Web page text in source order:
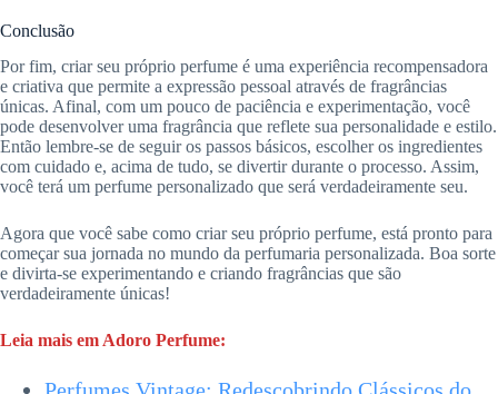
Conclusão
Por fim, criar seu próprio perfume é uma experiência recompensadora
e criativa que permite a expressão pessoal através de fragrâncias
únicas. Afinal, com um pouco de paciência e experimentação, você
pode desenvolver uma fragrância que reflete sua personalidade e estilo.
Então lembre-se de seguir os passos básicos, escolher os ingredientes
com cuidado e, acima de tudo, se divertir durante o processo. Assim,
você terá um perfume personalizado que será verdadeiramente seu.
Agora que você sabe como criar seu próprio perfume, está pronto para
começar sua jornada no mundo da perfumaria personalizada. Boa sorte
e divirta-se experimentando e criando fragrâncias que são
verdadeiramente únicas!
Leia mais em Adoro Perfume: